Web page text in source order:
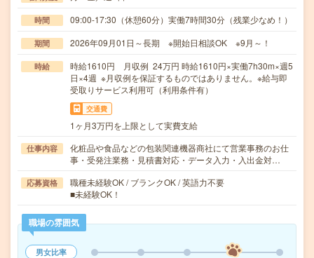
時間 09:00-17:30（休憩60分）実働7時間30分（残業少なめ！）
期間 2026年09月01日～長期 ※開始日相談OK ※9月～！
時給
時給1610円 月収例 24万円 時給1610円×実働7h30m×週5
日×4週 ※月収例を保証するものではありません。※給与即
受取りサービス利用可（利用条件有）
交通費
1ヶ月3万円を上限として実費支給
仕事内容
化粧品や食品などの包装関連機器商社にて営業事務のお仕
事・受発注業務・見積書対応・データ入力・入出金対…
応募資格
職種未経験OK / ブランクOK / 英語力不要
■未経験OK！
職場の雰囲気
男女比率